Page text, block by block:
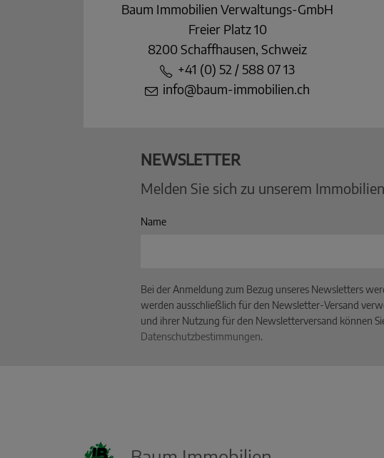
Baum Immobilien Verwaltungs-GmbH
Freier Platz 10
8200 Schaffhausen, Schweiz
+41 (0) 52 / 588 07 13
info@baum-immobilien.ch
NEWSLETTER
Melden Sie sich zu unserem
Name
Bei der Anmeldung zum Bezug unseres Newsletters
werden ausschließlich für den Newsletter-Versand
und ihrer Nutzung für den Newsletterversand können
Datenschutzbestimmungen.